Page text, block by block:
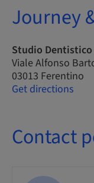
Journey
Studio
Viale Alfonso
03013 Ferentino
Get directions
Contact